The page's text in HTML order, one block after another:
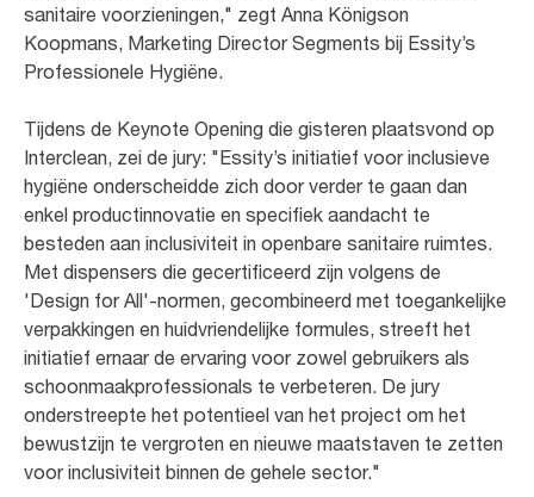
sanitaire voorzieningen," zegt Anna Königson
Koopmans, Marketing Director Segments bij Essity’s
Professionele Hygiëne.
Tijdens de Keynote Opening die gisteren plaatsvond op
Interclean, zei de jury: "Essity’s initiatief voor inclusieve
hygiëne onderscheidde zich door verder te gaan dan
enkel productinnovatie en specifiek aandacht te
besteden aan inclusiviteit in openbare sanitaire ruimtes.
Met dispensers die gecertificeerd zijn volgens de
'Design for All'-normen, gecombineerd met toegankelijke
verpakkingen en huidvriendelijke formules, streeft het
initiatief ernaar de ervaring voor zowel gebruikers als
schoonmaakprofessionals te verbeteren. De jury
onderstreepte het potentieel van het project om het
bewustzijn te vergroten en nieuwe maatstaven te zetten
voor inclusiviteit binnen de gehele sector."